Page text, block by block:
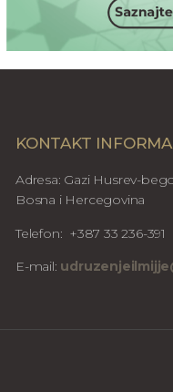
KONTAKT
Adresa: Gazi Husrev-
Bosna i Hercegovina
Telefon: +387 33 236-391
E-mail: